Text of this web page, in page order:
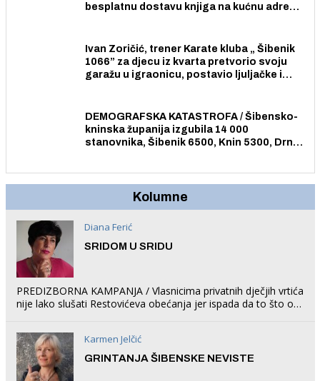
besplatnu dostavu knjiga na kućnu adresu
Ivan Zoričić, trener Karate kluba „ Šibenik
1066” za djecu iz kvarta pretvorio svoju
garažu u igraonicu, postavio ljuljačke i
DEMOGRAFSKA KATASTROFA / Šibensko-
kninska županija izgubila 14 000
stanovnika, Šibenik 6500, Knin 5300, Drniš
Kolumne
Diana Ferić
SRIDOM U SRIDU
PREDIZBORNA KAMPANJA / Vlasnicima privatnih dječjih vrtića
nije lako slušati Restovićeva obećanja jer ispada da to što oni
Karmen Jelčić
GRINTANJA ŠIBENSKE NEVISTE